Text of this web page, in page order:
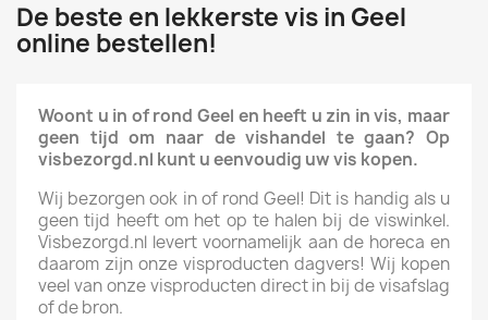
De beste en lekkerste vis in Geel
online bestellen!
Woont u in of rond Geel en heeft u zin in vis, maar
geen tijd om naar de vishandel te gaan? Op
visbezorgd.nl kunt u eenvoudig uw vis kopen.
Wij bezorgen ook in of rond Geel! Dit is handig als u
geen tijd heeft om het op te halen bij de viswinkel.
Visbezorgd.nl levert voornamelijk aan de horeca en
daarom zijn onze visproducten dagvers! Wij kopen
veel van onze visproducten direct in bij de visafslag
of de bron.